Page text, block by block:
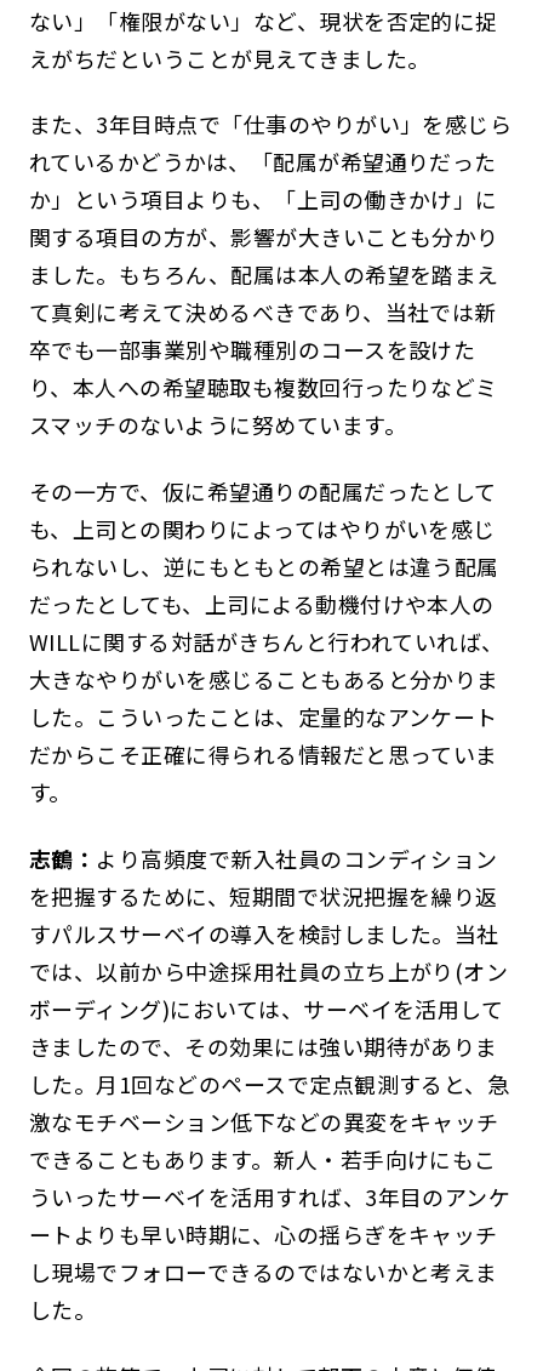
ない」「権限がない」など、現状を否定的に捉
えがちだということが見えてきました。
また、3年目時点で「仕事のやりがい」を感じら
れているかどうかは、「配属が希望通りだった
か」という項目よりも、「上司の働きかけ」に
関する項目の方が、影響が大きいことも分かり
ました。もちろん、配属は本人の希望を踏まえ
て真剣に考えて決めるべきであり、当社では新
卒でも一部事業別や職種別のコースを設けた
り、本人への希望聴取も複数回行ったりなどミ
スマッチのないように努めています。
その一方で、仮に希望通りの配属だったとして
も、上司との関わりによってはやりがいを感じ
られないし、逆にもともとの希望とは違う配属
だったとしても、上司による動機付けや本人の
WILLに関する対話がきちんと行われていれば、
大きなやりがいを感じることもあると分かりま
した。こういったことは、定量的なアンケート
だからこそ正確に得られる情報だと思っていま
す。
志鶴： より高頻度で新入社員のコンディション
を把握するために、短期間で状況把握を繰り返
すパルスサーベイの導入を検討しました。当社
では、以前から中途採用社員の立ち上がり(オン
ボーディング)においては、サーベイを活用して
きましたので、その効果には強い期待がありま
した。月1回などのペースで定点観測すると、急
激なモチベーション低下などの異変をキャッチ
できることもあります。新人・若手向けにもこ
ういったサーベイを活用すれば、3年目のアンケ
ートよりも早い時期に、心の揺らぎをキャッチ
し現場でフォローできるのではないかと考えま
した。